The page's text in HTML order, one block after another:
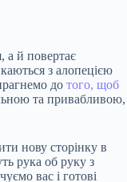
а й повертає
з алопецією
до того, щоб
та привабливою,
нову сторінку в
рука об руку з
вас і готові